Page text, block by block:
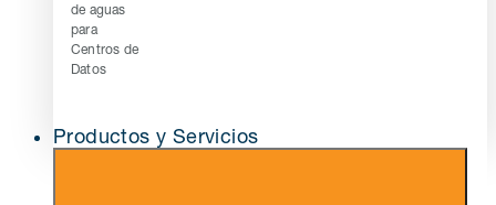
de aguas
para
Centros de
Datos
Productos y Servicios